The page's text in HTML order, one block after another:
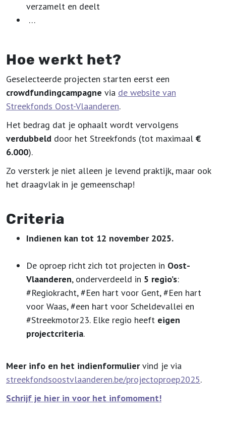
verzamelt en deelt
…
Hoe werkt het?
Geselecteerde projecten starten eerst een
crowdfundingcampagne via de website van
Streekfonds Oost-Vlaanderen.
Het bedrag dat je ophaalt wordt vervolgens
verdubbeld door het Streekfonds (tot maximaal €
6.000).
Zo versterk je niet alleen je levend praktijk, maar ook
het draagvlak in je gemeenschap!
Criteria
Indienen kan tot 12 november 2025.
De oproep richt zich tot projecten in Oost-
Vlaanderen, onderverdeeld in 5 regio’s:
#Regiokracht, #Een hart voor Gent, #Een hart
voor Waas, #een hart voor Scheldevallei en
#Streekmotor23. Elke regio heeft eigen
projectcriteria.
Meer info en het indienformuliervind je via
streekfondsoostvlaanderen.be/projectoproep2025.
Schrijf je hier in voor het infomoment!